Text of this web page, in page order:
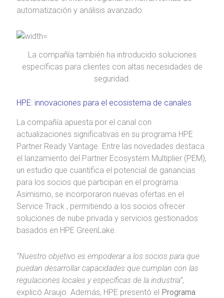
automatización y análisis avanzado.
La compañía también ha introducido soluciones
específicas para clientes con altas necesidades de
seguridad.
HPE: innovaciones para el ecosistema de canales
La compañía apuesta por el canal con
actualizaciones significativas en su programa HPE
Partner Ready Vantage. Entre las novedades destaca
el lanzamiento del Partner Ecosystem Multiplier (PEM),
un estudio que cuantifica el potencial de ganancias
para los socios que participan en el programa.
Asimismo, se incorporaron nuevas ofertas en el
Service Track , permitiendo a los socios ofrecer
soluciones de nube privada y servicios gestionados
basados en HPE GreenLake.
“Nuestro objetivo es empoderar a los socios para que
puedan desarrollar capacidades que cumplan con las
regulaciones locales y específicas de la industria”,
explicó Araujo. Además, HPE presentó el Programa